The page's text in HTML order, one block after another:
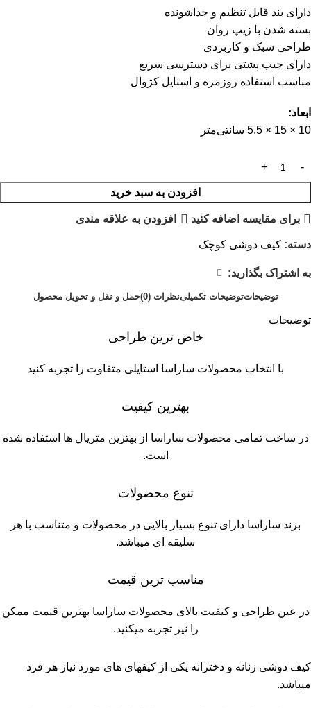
دارای بند قابل تنظیم و جداشونده
بسته شدن با زیپ روان
طراحی سبک و کاربردی
دارای جیب پشتی برای دسترسی سریع
مناسب استفاده روزمره و استایل کژوال
ابعاد:
10 × 15 × 5.5 سانتی‌متر
افزودن به سبد خرید
برای مقایسه اضافه کنید افزودن به علاقه مندی
دسته: کیف دوشى کوچک
به اشتراک بگذارید:
توضیحاتتوضیحات تکمیلینظرات (0) حمل و نقل و تحویل محصول
توضیحات
خاص ترین طراحی
با انتخاب محصولات ساراسا استایلی متفاوت را تجربه کنید
بهترین کیفیت
در ساخت تمامی محصولات ساراسا از بهترين متریال ها استفاده شده
است.
تنوع محصولات
برند ساراسا دارای تنوع بسیار بالایی در محصولات و متناسب با هر
سلیقه ای میباشد.
مناسب ترین قیمت
در عین طراحی و کیفیت بالای محصولات ساراسا بهترین قیمت ممکن
را نیز تجربه میکنید.
کیف دوشى زنانه و دخترانه یکی از كيفهاى های مورد نیاز هر فرد
میباشد.